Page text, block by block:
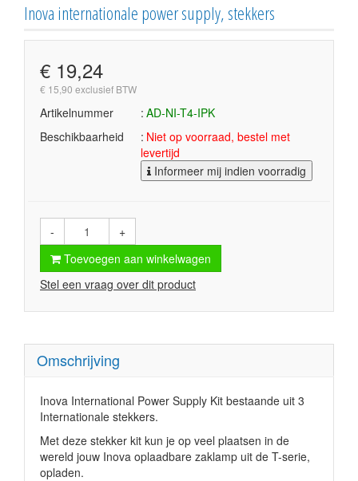
Inova internationale power supply, stekkers
€ 19,24
€ 15,90 exclusief BTW
Artikelnummer
AD-NI-T4-IPK
Beschikbaarheid
Niet op voorraad, bestel met
levertijd
Informeer mij indien voorradig
-
+
Toevoegen aan winkelwagen
Stel een vraag over dit product
Omschrijving
Inova International Power Supply Kit bestaande uit 3
Internationale stekkers.
Met deze stekker kit kun je op veel plaatsen in de
wereld jouw Inova oplaadbare zaklamp uit de T-serie,
opladen.